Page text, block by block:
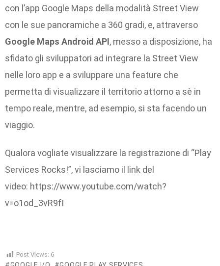
con l’app Google Maps della modalità Street View
con le sue panoramiche a 360 gradi, e, attraverso
Google Maps Android API, messo a disposizione, ha
sfidato gli sviluppatori ad integrare la Street View
nelle loro app e a sviluppare una feature che
permetta di visualizzare il territorio attorno a sè in
tempo reale, mentre, ad esempio, si sta facendo un
viaggio.
Qualora vogliate visualizzare la registrazione di “Play
Services Rocks!”, vi lasciamo il link del
video: https://www.youtube.com/watch?
v=o1od_3vR9fI
Post Views: 6